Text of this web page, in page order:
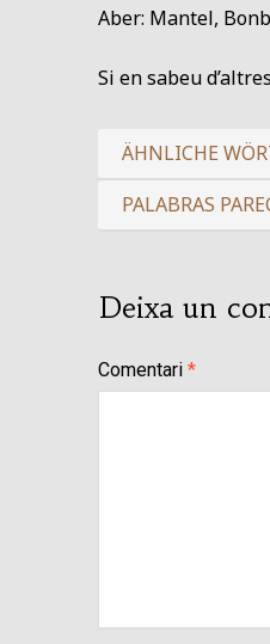
Aber: Mantel,
Si en sabeu
ÄHNLICHE
PALABRAS
Deixa un
Comentari *